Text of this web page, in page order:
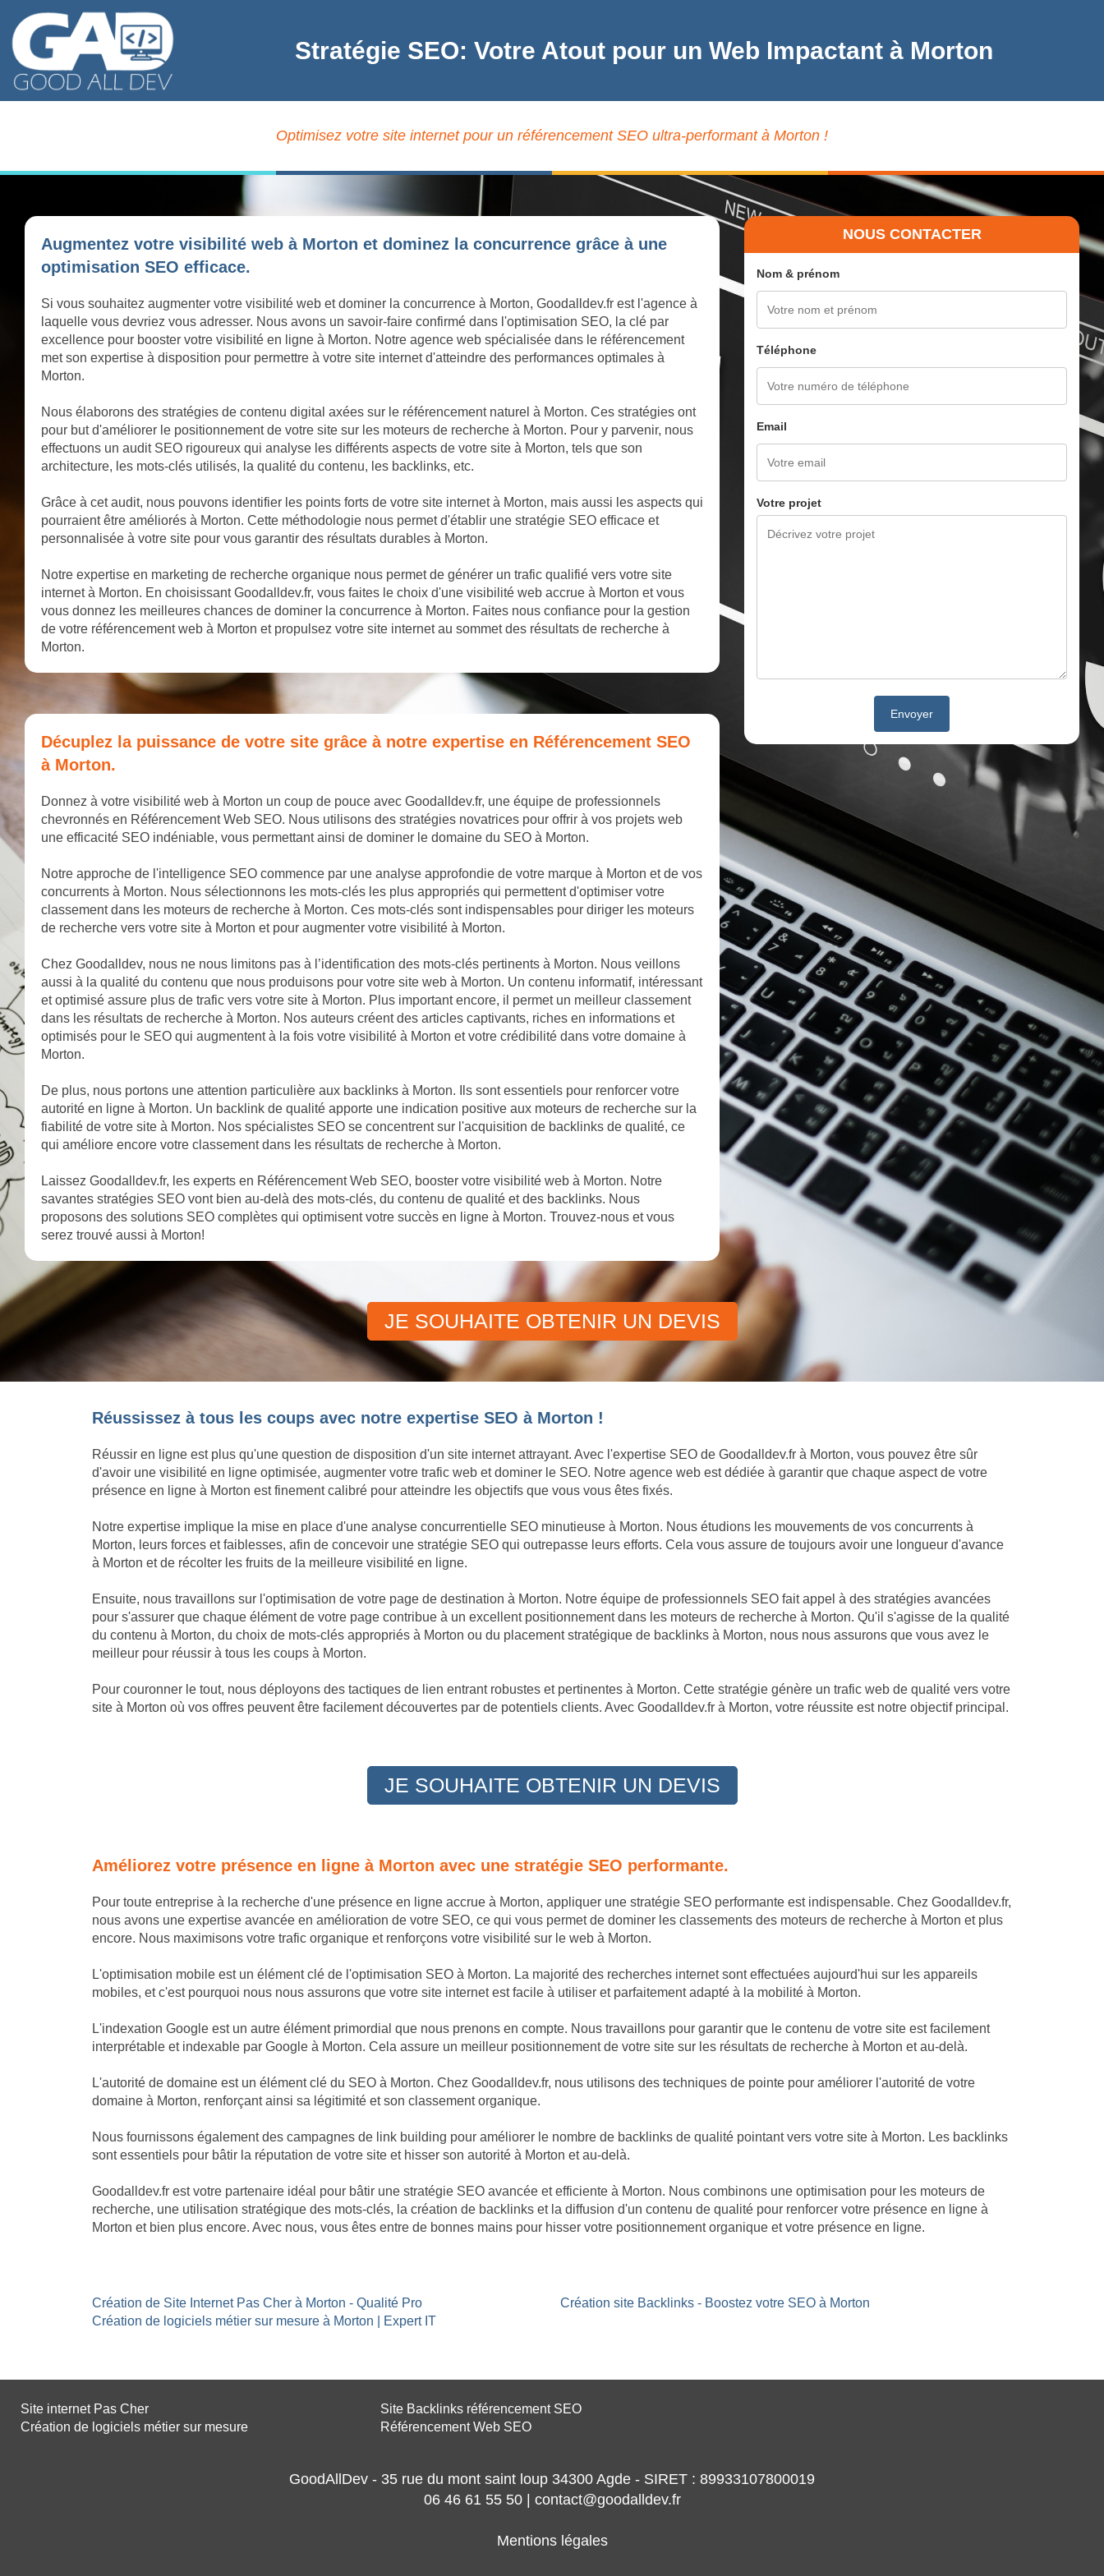
Stratégie SEO: Votre Atout pour un Web Impactant à Morton
Optimisez votre site internet pour un référencement SEO ultra-performant à Morton !
Augmentez votre visibilité web à Morton et dominez la concurrence grâce à une
optimisation SEO efficace.
Si vous souhaitez augmenter votre visibilité web et dominer la concurrence à Morton, Goodalldev.fr est l'agence à
laquelle vous devriez vous adresser. Nous avons un savoir-faire confirmé dans l'optimisation SEO, la clé par
excellence pour booster votre visibilité en ligne à Morton. Notre agence web spécialisée dans le référencement
met son expertise à disposition pour permettre à votre site internet d'atteindre des performances optimales à
Morton.
Nous élaborons des stratégies de contenu digital axées sur le référencement naturel à Morton. Ces stratégies ont
pour but d'améliorer le positionnement de votre site sur les moteurs de recherche à Morton. Pour y parvenir, nous
effectuons un audit SEO rigoureux qui analyse les différents aspects de votre site à Morton, tels que son
architecture, les mots-clés utilisés, la qualité du contenu, les backlinks, etc.
Grâce à cet audit, nous pouvons identifier les points forts de votre site internet à Morton, mais aussi les aspects qui
pourraient être améliorés à Morton. Cette méthodologie nous permet d'établir une stratégie SEO efficace et
personnalisée à votre site pour vous garantir des résultats durables à Morton.
Notre expertise en marketing de recherche organique nous permet de générer un trafic qualifié vers votre site
internet à Morton. En choisissant Goodalldev.fr, vous faites le choix d'une visibilité web accrue à Morton et vous
vous donnez les meilleures chances de dominer la concurrence à Morton. Faites nous confiance pour la gestion
de votre référencement web à Morton et propulsez votre site internet au sommet des résultats de recherche à
Morton.
Décuplez la puissance de votre site grâce à notre expertise en Référencement SEO
à Morton.
Donnez à votre visibilité web à Morton un coup de pouce avec Goodalldev.fr, une équipe de professionnels
chevronnés en Référencement Web SEO. Nous utilisons des stratégies novatrices pour offrir à vos projets web
une efficacité SEO indéniable, vous permettant ainsi de dominer le domaine du SEO à Morton.
Notre approche de l'intelligence SEO commence par une analyse approfondie de votre marque à Morton et de vos
concurrents à Morton. Nous sélectionnons les mots-clés les plus appropriés qui permettent d'optimiser votre
classement dans les moteurs de recherche à Morton. Ces mots-clés sont indispensables pour diriger les moteurs
de recherche vers votre site à Morton et pour augmenter votre visibilité à Morton.
Chez Goodalldev, nous ne nous limitons pas à l’identification des mots-clés pertinents à Morton. Nous veillons
aussi à la qualité du contenu que nous produisons pour votre site web à Morton. Un contenu informatif, intéressant
et optimisé assure plus de trafic vers votre site à Morton. Plus important encore, il permet un meilleur classement
dans les résultats de recherche à Morton. Nos auteurs créent des articles captivants, riches en informations et
optimisés pour le SEO qui augmentent à la fois votre visibilité à Morton et votre crédibilité dans votre domaine à
Morton.
De plus, nous portons une attention particulière aux backlinks à Morton. Ils sont essentiels pour renforcer votre
autorité en ligne à Morton. Un backlink de qualité apporte une indication positive aux moteurs de recherche sur la
fiabilité de votre site à Morton. Nos spécialistes SEO se concentrent sur l'acquisition de backlinks de qualité, ce
qui améliore encore votre classement dans les résultats de recherche à Morton.
Laissez Goodalldev.fr, les experts en Référencement Web SEO, booster votre visibilité web à Morton. Notre
savantes stratégies SEO vont bien au-delà des mots-clés, du contenu de qualité et des backlinks. Nous
proposons des solutions SEO complètes qui optimisent votre succès en ligne à Morton. Trouvez-nous et vous
serez trouvé aussi à Morton!
NOUS CONTACTER
Nom & prénom
Téléphone
Email
Votre projet
JE SOUHAITE OBTENIR UN DEVIS
Réussissez à tous les coups avec notre expertise SEO à Morton !
Réussir en ligne est plus qu'une question de disposition d'un site internet attrayant. Avec l'expertise SEO de Goodalldev.fr à Morton, vous pouvez être sûr
d'avoir une visibilité en ligne optimisée, augmenter votre trafic web et dominer le SEO. Notre agence web est dédiée à garantir que chaque aspect de votre
présence en ligne à Morton est finement calibré pour atteindre les objectifs que vous vous êtes fixés.
Notre expertise implique la mise en place d'une analyse concurrentielle SEO minutieuse à Morton. Nous étudions les mouvements de vos concurrents à
Morton, leurs forces et faiblesses, afin de concevoir une stratégie SEO qui outrepasse leurs efforts. Cela vous assure de toujours avoir une longueur d'avance
à Morton et de récolter les fruits de la meilleure visibilité en ligne.
Ensuite, nous travaillons sur l'optimisation de votre page de destination à Morton. Notre équipe de professionnels SEO fait appel à des stratégies avancées
pour s'assurer que chaque élément de votre page contribue à un excellent positionnement dans les moteurs de recherche à Morton. Qu'il s'agisse de la qualité
du contenu à Morton, du choix de mots-clés appropriés à Morton ou du placement stratégique de backlinks à Morton, nous nous assurons que vous avez le
meilleur pour réussir à tous les coups à Morton.
Pour couronner le tout, nous déployons des tactiques de lien entrant robustes et pertinentes à Morton. Cette stratégie génère un trafic web de qualité vers votre
site à Morton où vos offres peuvent être facilement découvertes par de potentiels clients. Avec Goodalldev.fr à Morton, votre réussite est notre objectif principal.
JE SOUHAITE OBTENIR UN DEVIS
Améliorez votre présence en ligne à Morton avec une stratégie SEO performante.
Pour toute entreprise à la recherche d'une présence en ligne accrue à Morton, appliquer une stratégie SEO performante est indispensable. Chez Goodalldev.fr,
nous avons une expertise avancée en amélioration de votre SEO, ce qui vous permet de dominer les classements des moteurs de recherche à Morton et plus
encore. Nous maximisons votre trafic organique et renforçons votre visibilité sur le web à Morton.
L'optimisation mobile est un élément clé de l'optimisation SEO à Morton. La majorité des recherches internet sont effectuées aujourd'hui sur les appareils
mobiles, et c'est pourquoi nous nous assurons que votre site internet est facile à utiliser et parfaitement adapté à la mobilité à Morton.
L'indexation Google est un autre élément primordial que nous prenons en compte. Nous travaillons pour garantir que le contenu de votre site est facilement
interprétable et indexable par Google à Morton. Cela assure un meilleur positionnement de votre site sur les résultats de recherche à Morton et au-delà.
L'autorité de domaine est un élément clé du SEO à Morton. Chez Goodalldev.fr, nous utilisons des techniques de pointe pour améliorer l'autorité de votre
domaine à Morton, renforçant ainsi sa légitimité et son classement organique.
Nous fournissons également des campagnes de link building pour améliorer le nombre de backlinks de qualité pointant vers votre site à Morton. Les backlinks
sont essentiels pour bâtir la réputation de votre site et hisser son autorité à Morton et au-delà.
Goodalldev.fr est votre partenaire idéal pour bâtir une stratégie SEO avancée et efficiente à Morton. Nous combinons une optimisation pour les moteurs de
recherche, une utilisation stratégique des mots-clés, la création de backlinks et la diffusion d'un contenu de qualité pour renforcer votre présence en ligne à
Morton et bien plus encore. Avec nous, vous êtes entre de bonnes mains pour hisser votre positionnement organique et votre présence en ligne.
Création de Site Internet Pas Cher à Morton - Qualité Pro
Création de logiciels métier sur mesure à Morton | Expert IT
Création site Backlinks - Boostez votre SEO à Morton
Site internet Pas Cher
Création de logiciels métier sur mesure
Site Backlinks référencement SEO
Référencement Web SEO
GoodAllDev - 35 rue du mont saint loup 34300 Agde - SIRET : 89933107800019
06 46 61 55 50 | contact@goodalldev.fr
Mentions légales